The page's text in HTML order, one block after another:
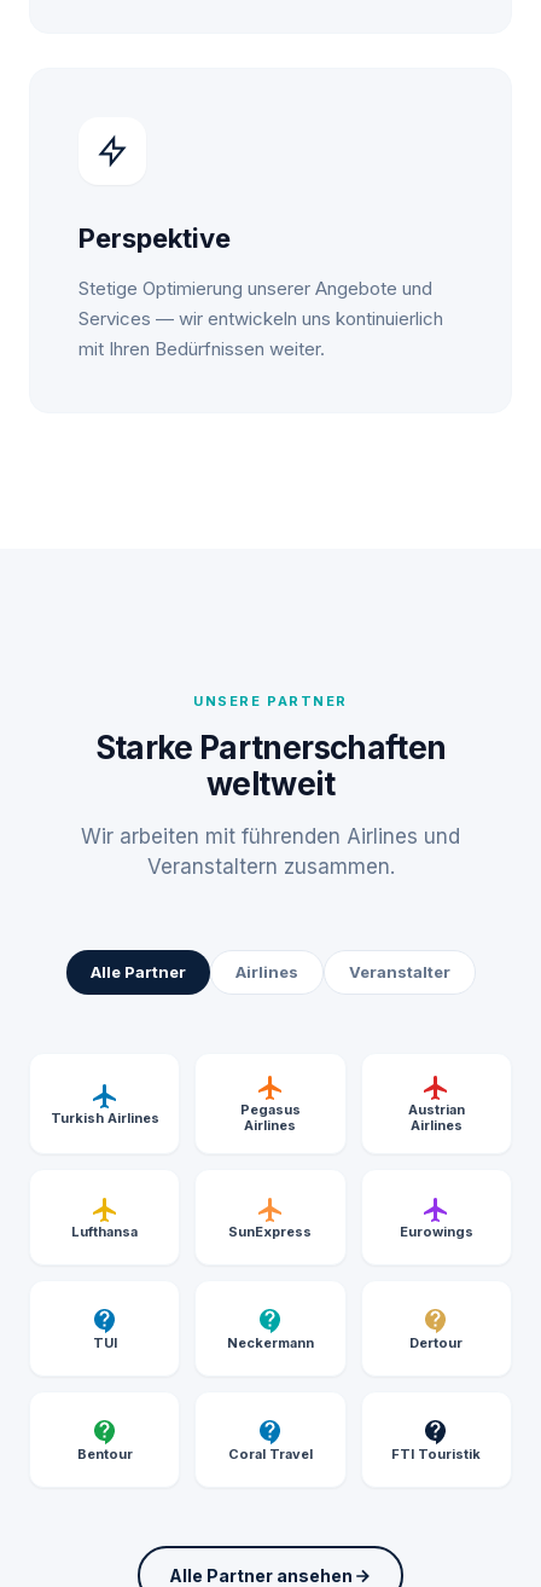
Perspektive
Stetige Optimierung unserer Angebote und
Services — wir entwickeln uns kontinuierlich
mit Ihren Bedürfnissen weiter.
UNSERE PARTNER
Starke Partnerschaften
weltweit
Wir arbeiten mit führenden Airlines und
Veranstaltern zusammen.
Alle Partner Airlines Veranstalter
Turkish Airlines
Pegasus
Airlines
Austrian
Airlines
Lufthansa SunExpress Eurowings
TUI Neckermann Dertour
Bentour Coral Travel FTI Touristik
Alle Partner ansehen